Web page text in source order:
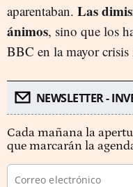
aparentaban. Las
ánimos, sino que los
BBC en la mayor
NEWSLETTER -
Cada mañana la
que marcarán la